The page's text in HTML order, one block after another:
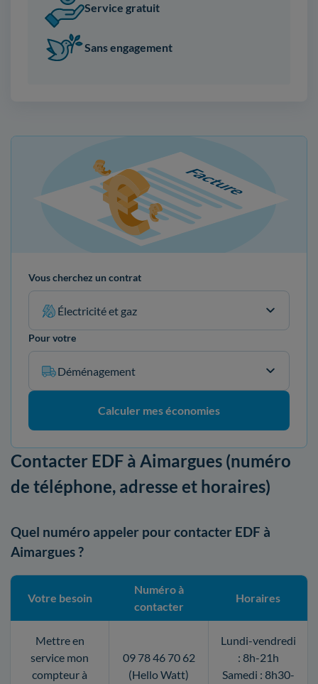
Service gratuit
Sans engagement
Vous cherchez un contrat
Électricité et gaz
Pour votre
Déménagement
Calculer mes économies
Contacter EDF à Aimargues (numéro
de téléphone, adresse et horaires)
Quel numéro appeler pour contacter EDF à
Aimargues ?
Votre besoin
Numéro à
contacter
Horaires
Mettre en
service mon
compteur à
09 78 46 70 62
(Hello Watt)
Lundi-vendredi
: 8h-21h
Samedi : 8h30-